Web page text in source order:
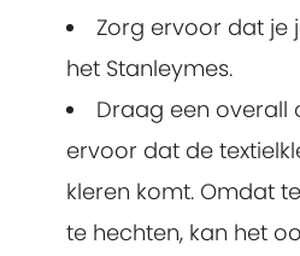
Zorg ervoor dat je
het Stanleymes.
Draag een overall
ervoor dat de
kleren komt. Omdat
te hechten, kan het